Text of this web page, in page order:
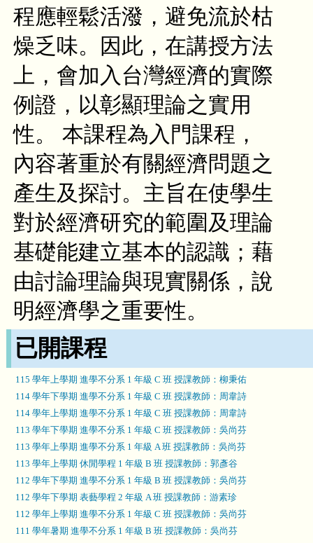
程應輕鬆活潑，避免流於枯
燥乏味。因此，在講授方法
上，會加入台灣經濟的實際
例證，以彰顯理論之實用
性。 本課程為入門課程，
內容著重於有關經濟問題之
產生及探討。主旨在使學生
對於經濟研究的範圍及理論
基礎能建立基本的認識；藉
由討論理論與現實關係，說
明經濟學之重要性。
已開課程
115 學年上學期 進學不分系 1 年級 C 班 授課教師：柳秉佑
114 學年下學期 進學不分系 1 年級 C 班 授課教師：周韋詩
114 學年上學期 進學不分系 1 年級 C 班 授課教師：周韋詩
113 學年下學期 進學不分系 1 年級 C 班 授課教師：吳尚芬
113 學年上學期 進學不分系 1 年級 A 班 授課教師：吳尚芬
113 學年上學期 休閒學程 1 年級 B 班 授課教師：郭彥谷
112 學年下學期 進學不分系 1 年級 B 班 授課教師：吳尚芬
112 學年下學期 表藝學程 2 年級 A 班 授課教師：游素珍
112 學年上學期 進學不分系 1 年級 C 班 授課教師：吳尚芬
111 學年暑期 進學不分系 1 年級 B 班 授課教師：吳尚芬